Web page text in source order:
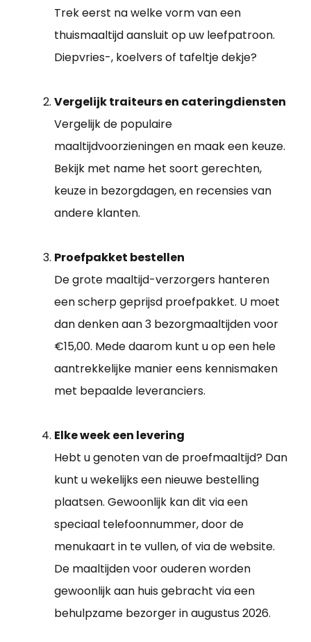
Trek eerst na welke vorm van een
thuismaaltijd aansluit op uw leefpatroon.
Diepvries-, koelvers of tafeltje dekje?
Vergelijk traiteurs en cateringdiensten
Vergelijk de populaire
maaltijdvoorzieningen en maak een keuze.
Bekijk met name het soort gerechten,
keuze in bezorgdagen, en recensies van
andere klanten.
Proefpakket bestellen
De grote maaltijd-verzorgers hanteren
een scherp geprijsd proefpakket. U moet
dan denken aan 3 bezorgmaaltijden voor
€15,00. Mede daarom kunt u op een hele
aantrekkelijke manier eens kennismaken
met bepaalde leveranciers.
Elke week een levering
Hebt u genoten van de proefmaaltijd? Dan
kunt u wekelijks een nieuwe bestelling
plaatsen. Gewoonlijk kan dit via een
speciaal telefoonnummer, door de
menukaart in te vullen, of via de website.
De maaltijden voor ouderen worden
gewoonlijk aan huis gebracht via een
behulpzame bezorger in augustus 2026.